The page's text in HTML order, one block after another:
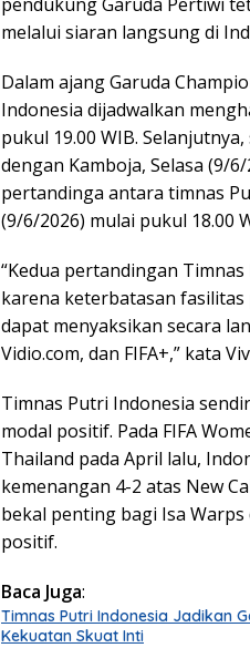
melalui siaran langsung di
Dalam ajang Garuda
Indonesia dijadwalkan
pukul 19.00 WIB.
dengan Kamboja, Selasa (9/
pertandinga antara timnas
(9/6/2026) mulai pukul 18.00
“Kedua pertandingan
karena keterbatasan fasilitas
dapat menyaksikan secara
Vidio.com, dan FIFA+,” kata
Timnas Putri Indonesia
modal positif. Pada FIFA
Thailand pada April lalu,
kemenangan 4-2 atas New
bekal penting bagi Isa
positif.
Baca Juga:
Timnas Putri Indonesia Jadikan
Kekuatan Skuat Inti